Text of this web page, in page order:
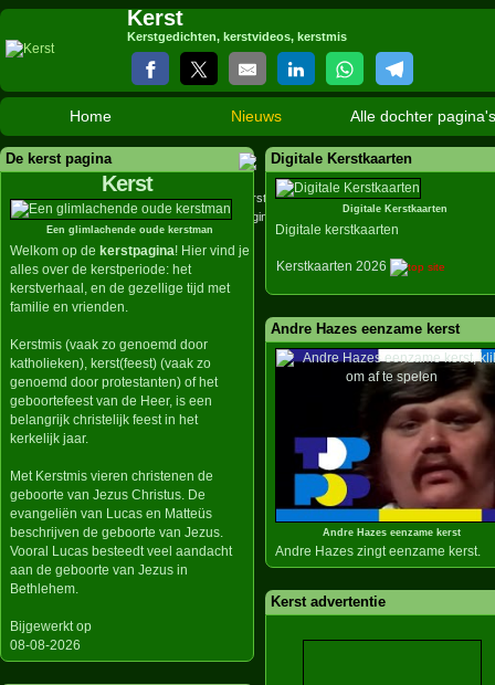
Kerst
Kerstgedichten, kerstvideos, kerstmis
Home Nieuws Alle dochter pagina's
De kerst pagina
Kerst
Een glimlachende oude kerstman
Welkom op de kerstpagina! Hier vind je
alles over de kerstperiode: het
kerstverhaal, en de gezellige tijd met
familie en vrienden.
Kerstmis (vaak zo genoemd door
katholieken), kerst(feest) (vaak zo
genoemd door protestanten) of het
geboortefeest van de Heer, is een
belangrijk christelijk feest in het
kerkelijk jaar.
Met Kerstmis vieren christenen de
geboorte van Jezus Christus. De
evangeliën van Lucas en Matteüs
beschrijven de geboorte van Jezus.
Vooral Lucas besteedt veel aandacht
aan de geboorte van Jezus in
Bethlehem.
Bijgewerkt op
08-08-2026
Digitale Kerstkaarten
Digitale Kerstkaarten
Digitale kerstkaarten
Kerstkaarten 2026
Andre Hazes eenzame kerst
Andre Hazes eenzame kerst
Andre Hazes zingt eenzame kerst.
Kerst advertentie